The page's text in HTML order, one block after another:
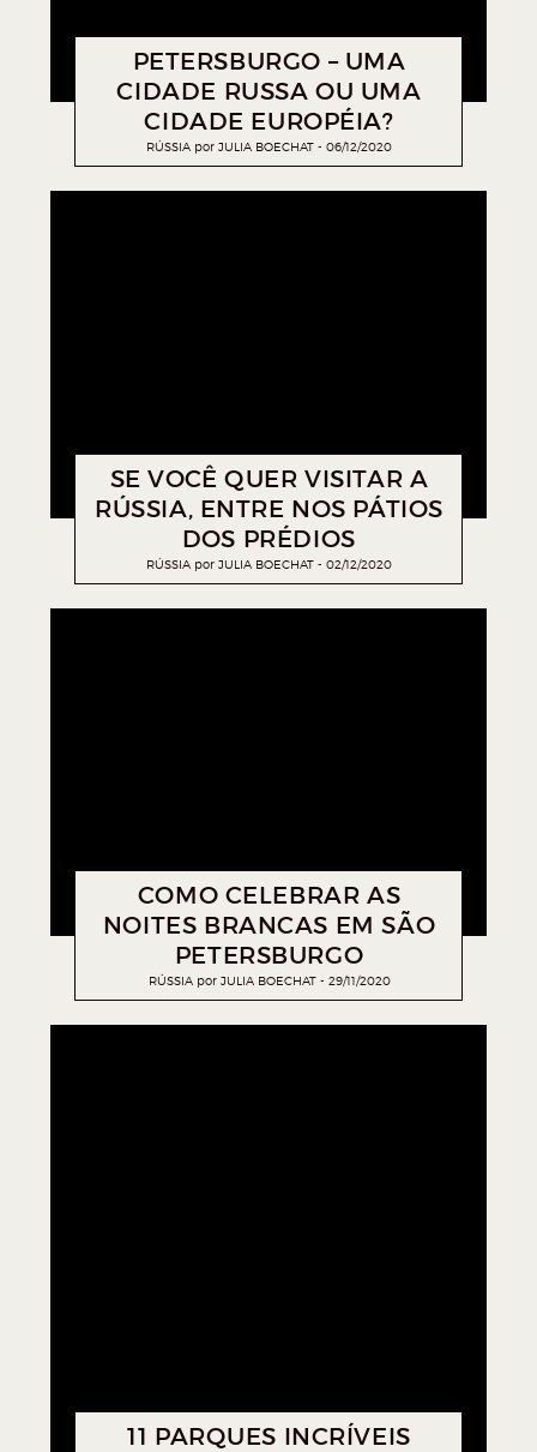
PETERSBURGO – UMA
CIDADE RUSSA OU UMA
CIDADE EUROPÉIA?
RÚSSIA por JULIA BOECHAT 06/12/2020
SE VOCÊ QUER VISITAR A
RÚSSIA, ENTRE NOS PÁTIOS
DOS PRÉDIOS
RÚSSIA por JULIA BOECHAT 02/12/2020
COMO CELEBRAR AS
NOITES BRANCAS EM SÃO
PETERSBURGO
RÚSSIA por JULIA BOECHAT 29/11/2020
11 PARQUES INCRÍVEIS